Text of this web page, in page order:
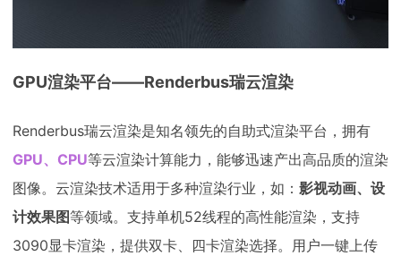
GPU渲染平台——Renderbus瑞云渲染
Renderbus瑞云渲染是知名领先的自助式渲染平台，拥有
GPU、CPU等云渲染计算能力，能够迅速产出高品质的渲染
图像。云渲染技术适用于多种渲染行业，如： 影视动画、设
计效果图等领域。支持单机52线程的高性能渲染，支持
3090显卡渲染，提供双卡、四卡渲染选择。用户一键上传